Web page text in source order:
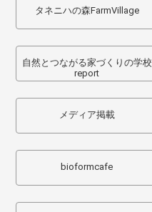
タネニハの森FarmVillage
自然とつながる家づくりの学校
report
メディア掲載
bioformcafe